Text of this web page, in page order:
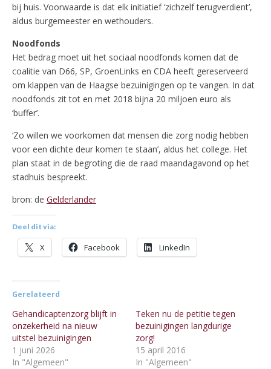
bij huis. Voorwaarde is dat elk initiatief ‘zichzelf terugverdient’,
aldus burgemeester en wethouders.
Noodfonds
Het bedrag moet uit het sociaal noodfonds komen dat de
coalitie van D66, SP, GroenLinks en CDA heeft gereserveerd
om klappen van de Haagse bezuinigingen op te vangen. In dat
noodfonds zit tot en met 2018 bijna 20 miljoen euro als
‘buffer’.
‘Zo willen we voorkomen dat mensen die zorg nodig hebben
voor een dichte deur komen te staan’, aldus het college. Het
plan staat in de begroting die de raad maandagavond op het
stadhuis bespreekt.
bron: de Gelderlander
Deel dit via:
X Facebook LinkedIn
Gerelateerd
Gehandicaptenzorg blijft in
onzekerheid na nieuw
uitstel bezuinigingen
1 juni 2026
In "Algemeen"
Teken nu de petitie tegen
bezuinigingen langdurige
zorg!
15 april 2016
In "Algemeen"